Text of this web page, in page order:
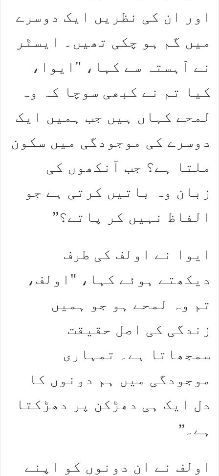
اور ان کی نظریں ایک دوسرے
میں گم ہو چکی تھیں۔ ایسٹر
نے آہستہ سے کہا، "ایوا،
کیا تم نے کبھی سوچا کہ وہ
لمحے کہاں ہیں جب ہمیں ایک
دوسرے کی موجودگی میں سکون
ملتا ہے؟ جب آنکھوں کی
زبان وہ باتیں کرتی ہے جو
الفاظ نہیں کر پاتے؟”
ایوا نے اولف کی طرف
دیکھتے ہوئے کہا، "اولف،
تم وہ لمحے ہو جو ہمیں
زندگی کی اصل حقیقت
سمجھاتا ہے۔ تمہاری
موجودگی میں ہم دونوں کا
دل ایک ہی دھڑکن پر دھڑکتا
ہے۔”
اولف نے ان دونوں کو اپنے